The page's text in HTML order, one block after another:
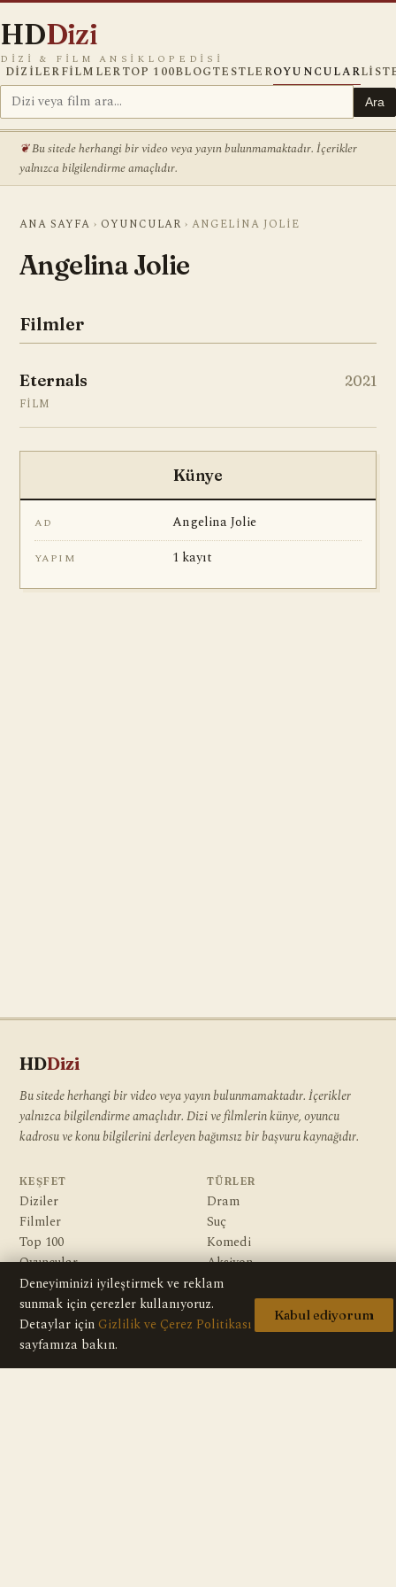
HDDizi
DIZI & FILM ANSIKLOPEDISI
DIZILERFILMLERTOP 100BLOGTESTLEROYUNCULAR
Ara
Bu sitede herhangi bir video veya yayın bulunmamaktadır. İçerikler
yalnızca bilgilendirme amaçlıdır.
ANA SAYFA › OYUNCULAR ›ANGELINA JOLIE
Angelina Jolie
Filmler
Eternals 2021
FILM
Künye
AD Angelina Jolie
YAPIM 1 kayıt
HDDizi
Bu sitede herhangi bir video veya yayın bulunmamaktadır. İçerikler
yalnızca bilgilendirme amaçlıdır. Dizi ve filmlerin künye, oyuncu
kadrosu ve konu bilgilerini derleyen bağımsız bir başvuru kaynağıdır.
KEŞFET
Diziler
Filmler
Top 100
Oyuncular
Yazarlar
TÜRLER
Dram
Suç
Komedi
Aksiyon
Gerilim
Gizem
Macera
Deneyiminizi iyileştirmek ve reklam
sunmak için çerezler kullanıyoruz.
Detaylar için Gizlilik ve Çerez Politikası
sayfamıza bakın.
Kabul ediyorum